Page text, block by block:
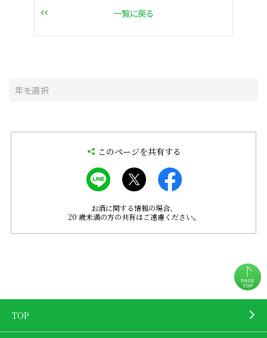
一覧に戻る
このページを共有する
お酒に関する情報の場合、
20 歳未満の方の共有はご遠慮ください。
TOP